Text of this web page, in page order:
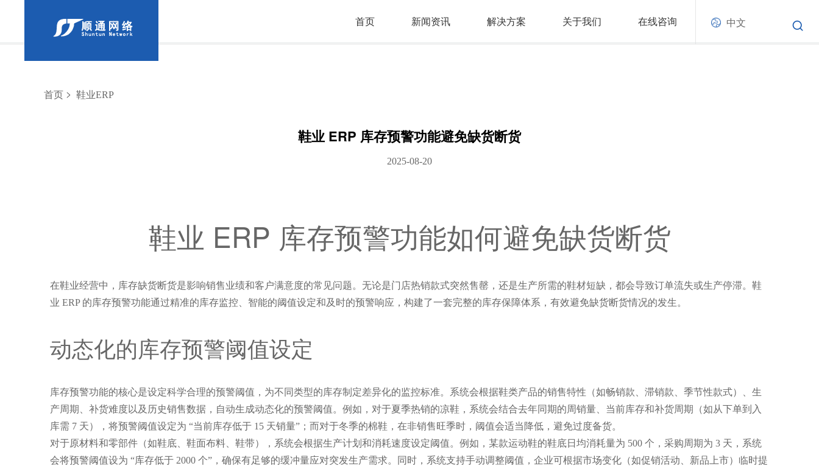
首页 新闻资讯 解决方案 关于我们 在线咨询 中文
首页 > 鞋业ERP
鞋业 ERP 库存预警功能避免缺货断货
2025-08-20
鞋业 ERP 库存预警功能如何避免缺货断货
在鞋业经营中，库存缺货断货是影响销售业绩和客户满意度的常见问题。无论是门店热销款式突然售罄，还是生产所需的鞋材短缺，都会导致订单流失或生产停滞。鞋
业 ERP 的库存预警功能通过精准的库存监控、智能的阈值设定和及时的预警响应，构建了一套完整的库存保障体系，有效避免缺货断货情况的发生。
动态化的库存预警阈值设定
库存预警功能的核心是设定科学合理的预警阈值，为不同类型的库存制定差异化的监控标准。系统会根据鞋类产品的销售特性（如畅销款、滞销款、季节性款式）、生
产周期、补货难度以及历史销售数据，自动生成动态化的预警阈值。例如，对于夏季热销的凉鞋，系统会结合去年同期的周销量、当前库存和补货周期（如从下单到入
库需 7 天），将预警阈值设定为 “当前库存低于 15 天销量”；而对于冬季的棉鞋，在非销售旺季时，阈值会适当降低，避免过度备货。
对于原材料和零部件（如鞋底、鞋面布料、鞋带），系统会根据生产计划和消耗速度设定阈值。例如，某款运动鞋的鞋底日均消耗量为 500 个，采购周期为 3 天，系统
会将预警阈值设为 “库存低于 2000 个”，确保有足够的缓冲量应对突发生产需求。同时，系统支持手动调整阈值，企业可根据市场变化（如促销活动、新品上市）临时提